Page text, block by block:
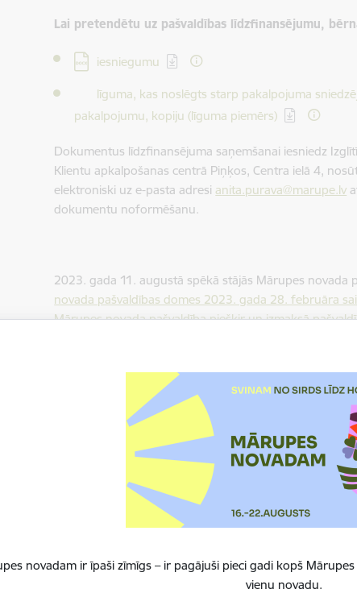
novadam ir īpaši zīmīgs – ir pagājuši pieci gadi kopš
vienu novadu.
Lai pretendētu uz pašvaldības līdzfinansējumu,
Lejupielādēt:
iesniegumu
Lejupielādēt:
līguma, kas noslēgts starp pakalpojuma
pakalpojumu, kopiju (līguma piemērs)
Dokumentus līdzfinansējuma saņemšanai iesniedz
Klientu apkalpošanas centrā Piņķos, Centra ielā 4,
elektroniski uz e-pasta adresi anita.purava@marupe.lv
dokumentu noformēšanu.
2023. gada 11. augustā spēkā stājās Mārupes novada
novada pašvaldības domes 2023. gada 28. februāra
Mārupes novada pašvaldība piešķir un izmaksā
precizēts Izglītības, kultūras un sporta pārvaldes
pakalpojumu izmaksu tāmes veidlapa.
Būtiskākās izmaiņas veiktas saistošo noteikumu 19.
pakalpojuma sniedzēja pārtraukšanas kārtību. 19.2.
līdzfinansējums tiek pārtraukts ,ja bērnam ir
izglītības iestādē un vecāki no piedāvātās vietas
pašvaldības pirmsskolas izglītības iestādē.
iestādē vai citas pašvaldības izglītības iestādē.